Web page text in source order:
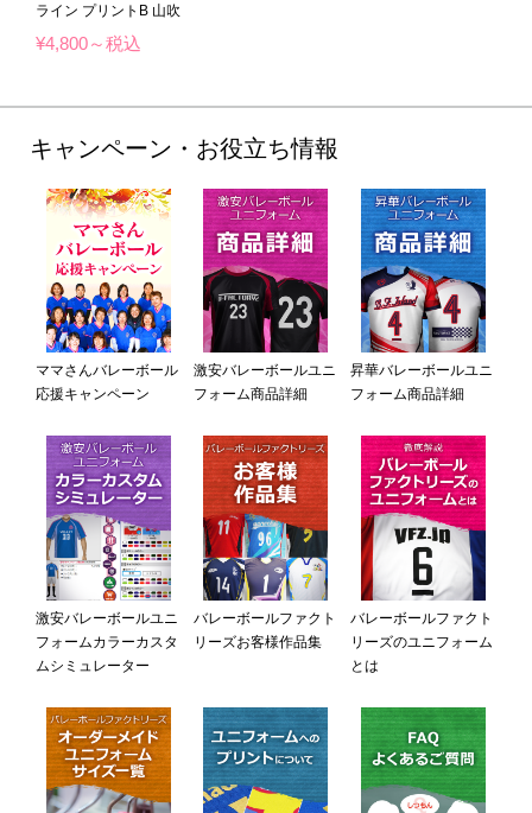
ライン プリントB 山吹
¥4,800～税込
キャンペーン・お役立ち情報
ママさんバレーボール
応援キャンペーン
激安バレーボールユニ
フォーム商品詳細
昇華バレーボールユニ
フォーム商品詳細
激安バレーボールユニ
フォームカラーカスタ
ムシミュレーター
バレーボールファクト
リーズお客様作品集
バレーボールファクト
リーズのユニフォーム
とは